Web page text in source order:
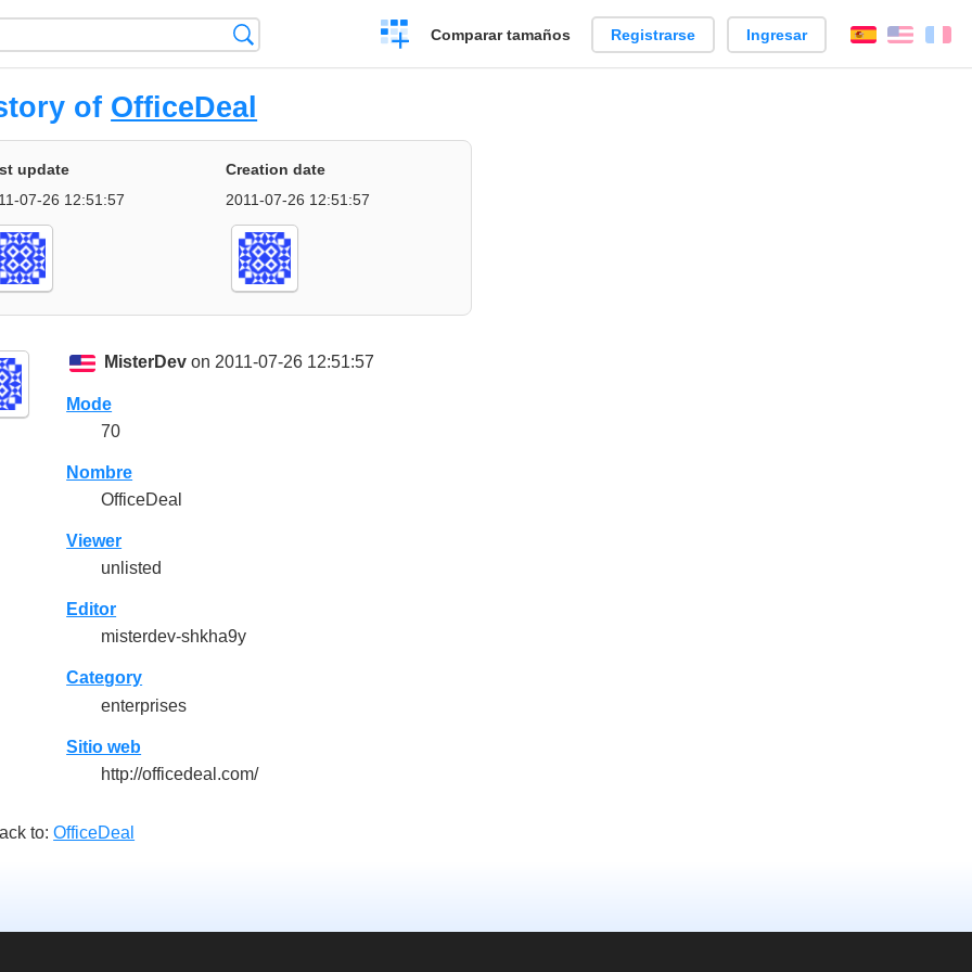
Crear
una
Comparar tamaños Registrarse Ingresar EspañolEnglish
of OfficeDeal
update
07-26 12:51:57
Creation date
2011-07-26 12:51:57
MisterDevon 2011-07-26 12:51:57
Mode
70
Nombre
OfficeDeal
Viewer
unlisted
Editor
misterdev-shkha9y
Category
enterprises
Sitio web
http://officedeal.com/
to:OfficeDeal